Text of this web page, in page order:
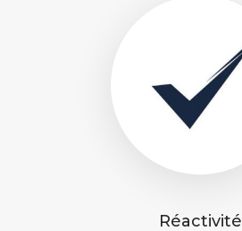
Réactivité